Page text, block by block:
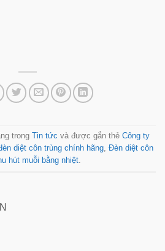
trong Tin tức và được gắn thẻ Công ty
diệt côn trùng chính hãng, Đèn diệt côn
hút muỗi bằng nhiệt.